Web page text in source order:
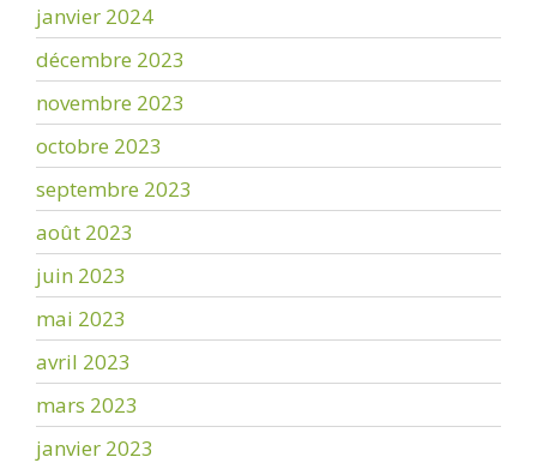
janvier 2024
décembre 2023
novembre 2023
octobre 2023
septembre 2023
août 2023
juin 2023
mai 2023
avril 2023
mars 2023
janvier 2023